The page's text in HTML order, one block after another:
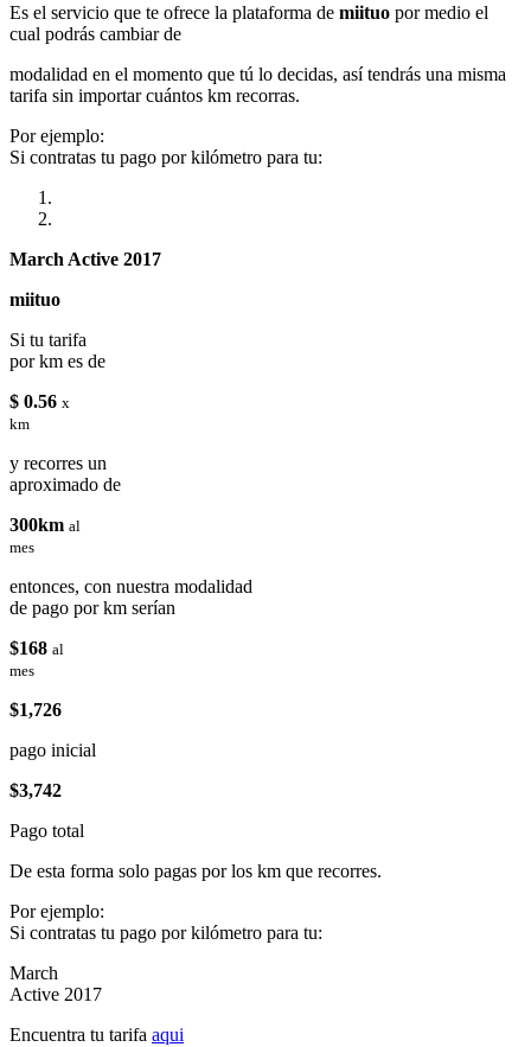
Es el servicio que te ofrece la plataforma de miituo por medio el
cual podrás cambiar de
modalidad en el momento que tú lo decidas, así tendrás una misma
tarifa sin importar cuántos km recorras.
Por ejemplo:
Si contratas tu pago por kilómetro para tu:
March Active 2017
miituo
Si tu tarifa
por km es de
$ 0.56 x
km
y recorres un
aproximado de
300km al
mes
entonces, con nuestra modalidad
de pago por km serían
$168 al
mes
$1,726
pago inicial
$3,742
Pago total
De esta forma solo pagas por los km que recorres.
Por ejemplo:
Si contratas tu pago por kilómetro para tu:
March
Active 2017
Encuentra tu tarifa aqui